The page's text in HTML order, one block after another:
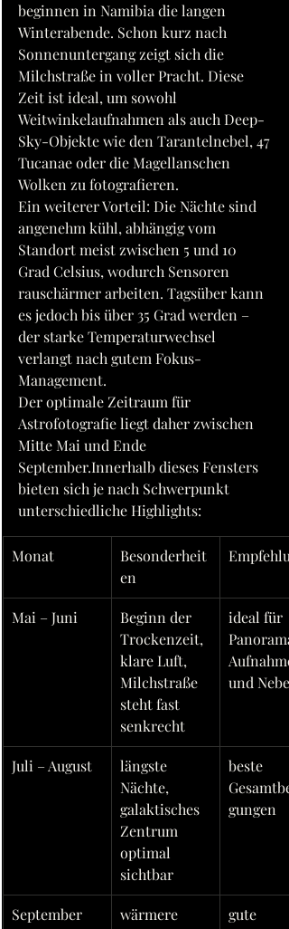
beginnen in Namibia die langen
Winterabende. Schon kurz nach
Sonnenuntergang zeigt sich die
Milchstraße in voller Pracht. Diese
Zeit ist ideal, um sowohl
Weitwinkelaufnahmen als auch Deep-
Sky-Objekte wie den Tarantelnebel, 47
Tucanae oder die Magellanschen
Wolken zu fotografieren.
Ein weiterer Vorteil: Die Nächte sind
angenehm kühl, abhängig vom
Standort meist zwischen 5 und 10
Grad Celsius, wodurch Sensoren
rauschärmer arbeiten. Tagsüber kann
es jedoch bis über 35 Grad werden –
der starke Temperaturwechsel
verlangt nach gutem Fokus-
Management.
Der optimale Zeitraum für
Astrofotografie liegt daher zwischen
Mitte Mai und Ende
September.Innerhalb dieses Fensters
bieten sich je nach Schwerpunkt
unterschiedliche Highlights:
Monat
Besonderheit
en
Mai – Juni
Beginn der
Trockenzeit,
klare Luft,
Milchstraße
steht fast
senkrecht
ideal für
und Nebel
Juli – August
längste
Nächte,
galaktisches
Zentrum
optimal
sichtbar
beste
gungen
September
wärmere
gute